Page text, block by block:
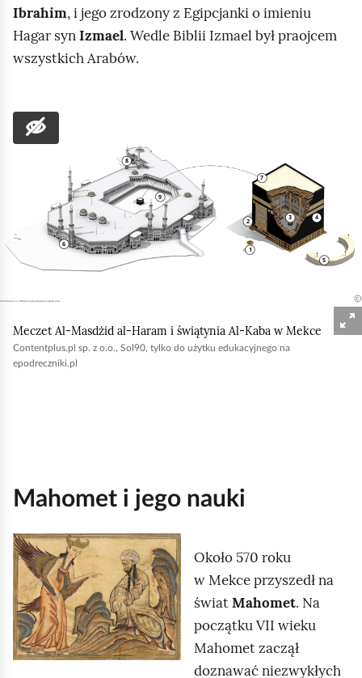
Ibrahim, i jego zrodzony z Egipcjanki o imieniu
Hagar synIzmael. Wedle Biblii Izmael był praojcem
wszystkich Arabów.
e
Meczet Al‑Masdżid al‑Haram i świątynia Al‑Kaba w Mekce
Contentplus.pl sp. z o.o., Sol90, tylko do użytku edukacyjnego na
epodreczniki.pl
Mahomet i jego nauki
K
l
i
k
n
i
Około 570 roku
w Mekce przyszedł na
światMahomet. Na
początku VII wieku
Mahomet zaczął
doznawać niezwykłych